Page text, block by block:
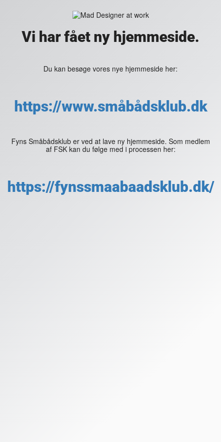
Vi har fået ny hjemmeside.
Du kan besøge vores nye hjemmeside her:
https://www.småbådsklub.dk
Fyns Småbådsklub er ved at lave ny hjemmeside. Som medlem
af FSK kan du følge med i processen her:
https://fynssmaabaadsklub.dk/